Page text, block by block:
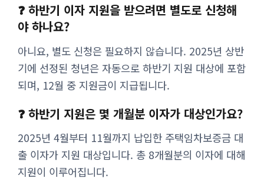
❓ 하반기 이자 지원을 받으려면 별도로 신청해
야 하나요?
아니요, 별도 신청은 필요하지 않습니다. 2025년 상반
기에 선정된 청년은 자동으로 하반기 지원 대상에 포함
되며, 12월 중 지원금이 지급됩니다.
❓ 하반기 지원은 몇 개월분 이자가 대상인가요?
2025년 4월부터 11월까지 납입한 주택임차보증금 대
출 이자가 지원 대상입니다. 총 8개월분의 이자에 대해
지원이 이루어집니다.